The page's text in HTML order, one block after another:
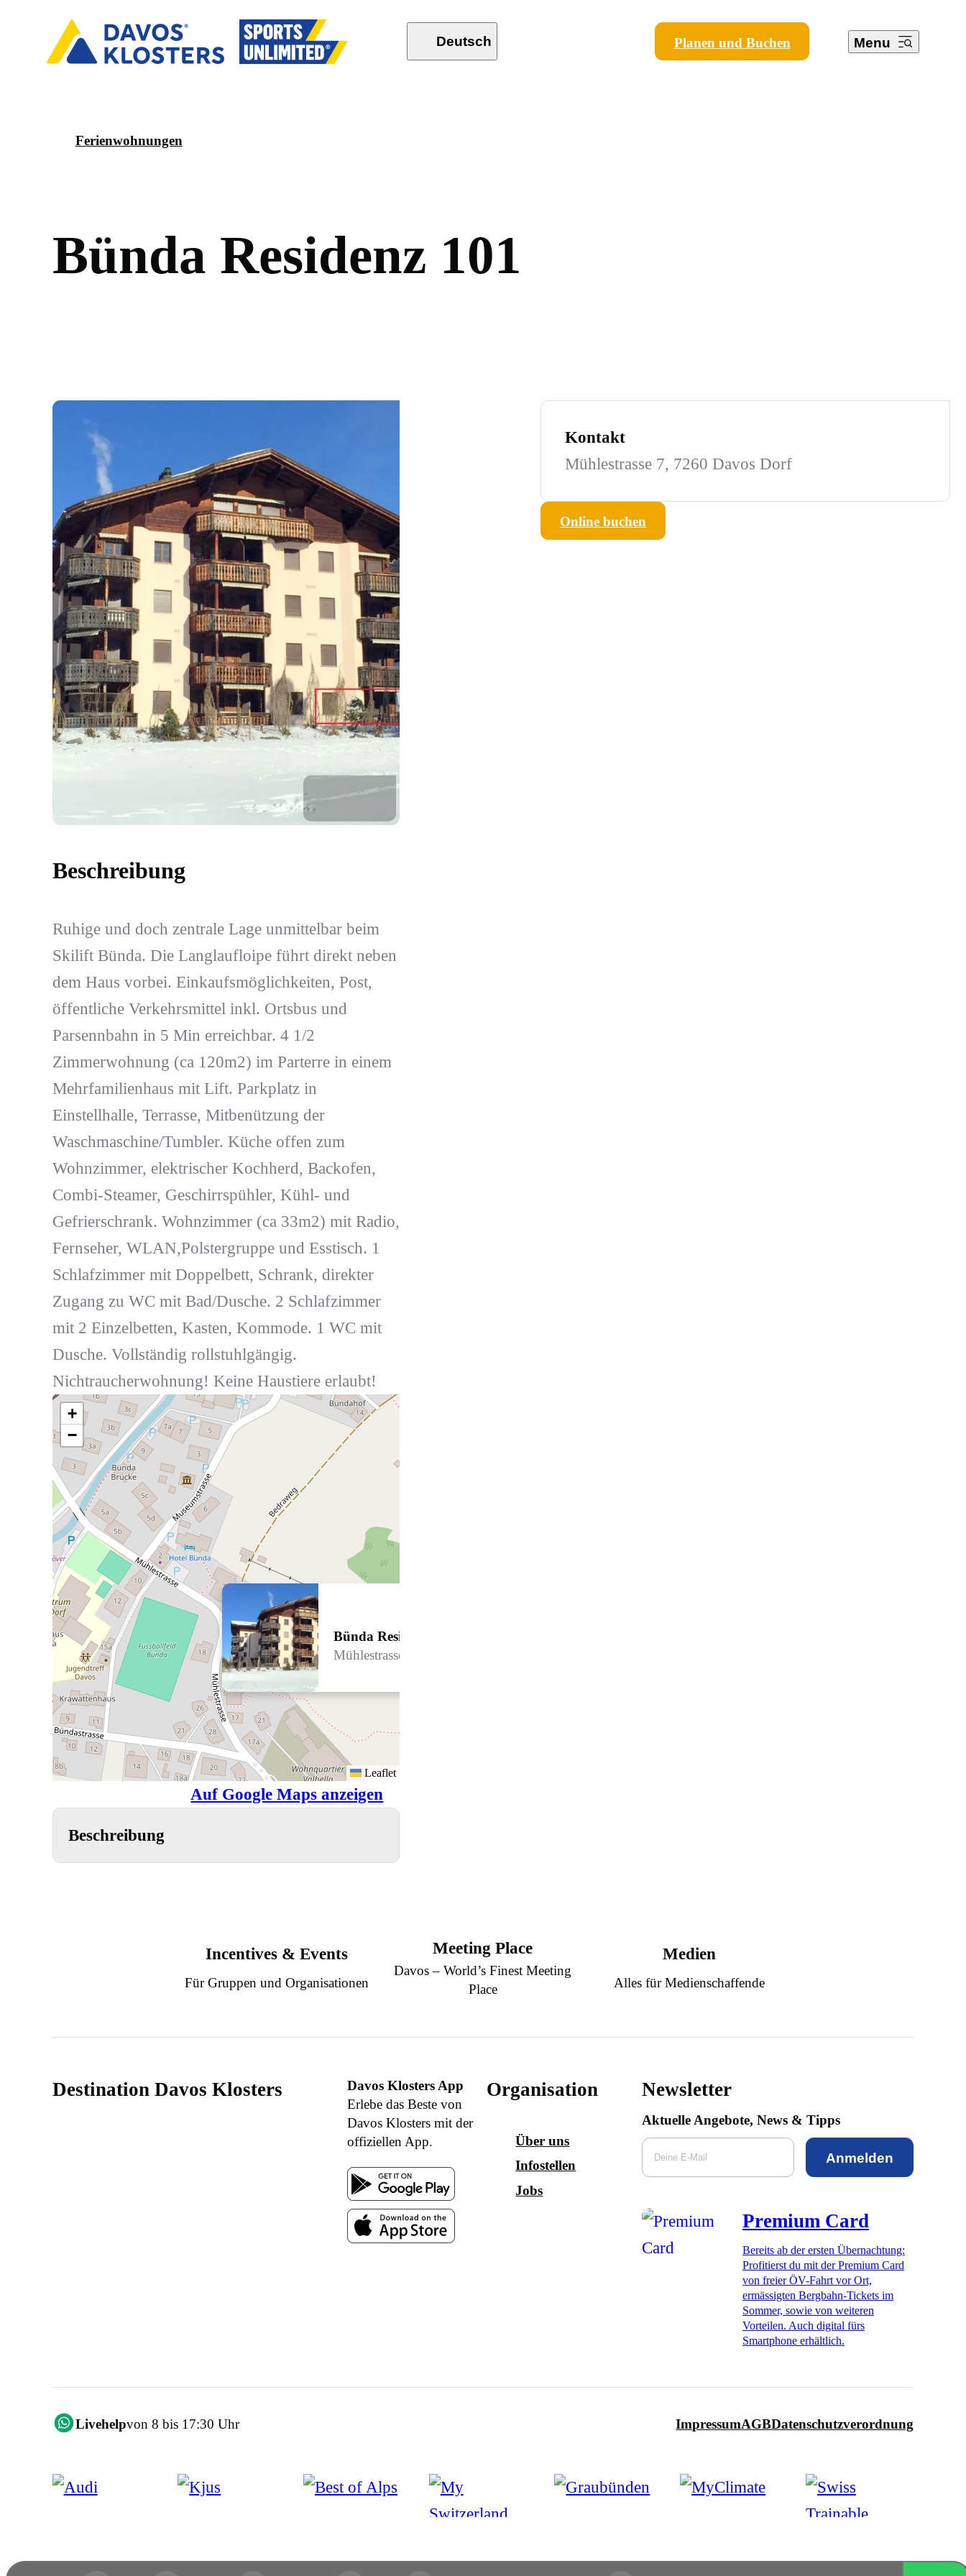
Deutsch Planen und Buchen Menu
Ferienwohnungen
Bünda Residenz 101
Beschreibung
Ruhige und doch zentrale Lage unmittelbar beim
Skilift Bünda. Die Langlaufloipe führt direkt neben
dem Haus vorbei. Einkaufsmöglichkeiten, Post,
öffentliche Verkehrsmittel inkl. Ortsbus und
Parsennbahn in 5 Min erreichbar. 4 1/2
Zimmerwohnung (ca 120m2) im Parterre in einem
Mehrfamilienhaus mit Lift. Parkplatz in
Einstellhalle, Terrasse, Mitbenützung der
Waschmaschine/Tumbler. Küche offen zum
Wohnzimmer, elektrischer Kochherd, Backofen,
Combi-Steamer, Geschirrspühler, Kühl- und
Gefrierschrank. Wohnzimmer (ca 33m2) mit Radio,
Fernseher, WLAN,Polstergruppe und Esstisch. 1
Schlafzimmer mit Doppelbett, Schrank, direkter
Zugang zu WC mit Bad/Dusche. 2 Schlafzimmer
mit 2 Einzelbetten, Kasten, Kommode. 1 WC mit
Dusche. Vollständig rollstuhlgängig.
Nichtraucherwohnung! Keine Haustiere erlaubt!
Bünda Residenz 101
Mühlestrasse 7, 7260 Davos Dorf
+
−
Leaflet
Auf Google Maps anzeigen
Beschreibung
Kontakt
Mühlestrasse 7, 7260 Davos Dorf
Online buchen
Incentives & Events
Für Gruppen und Organisationen
Meeting Place
Davos – World’s Finest Meeting
Place
Medien
Alles für Medienschaffende
Destination Davos Klosters
Davos Klosters App
Erlebe das Beste von
Davos Klosters mit der
offiziellen App.
Organisation
Über uns
Infostellen
Jobs
Newsletter
Aktuelle Angebote, News & Tipps
Anmelden
Premium Card
Bereits ab der ersten Übernachtung:
Profitierst du mit der Premium Card
von freier ÖV-Fahrt vor Ort,
ermässigten Bergbahn-Tickets im
Sommer, sowie von weiteren
Vorteilen. Auch digital fürs
Smartphone erhältlich.
Livehelpvon 8 bis 17:30 Uhr ImpressumAGBDatenschutzverordnung